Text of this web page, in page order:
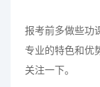
报考前多做些功
专业的特色和优
关注一下。